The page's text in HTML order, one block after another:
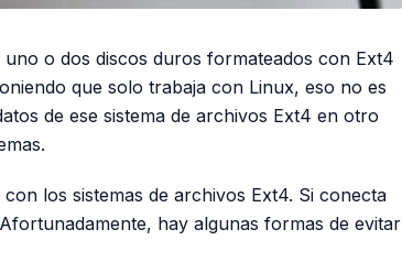
o dos discos duros formateados con Ext4
que solo trabaja con Linux, eso no es
de ese sistema de archivos Ext4 en otro
los sistemas de archivos Ext4. Si conecta
hay algunas formas de evitar